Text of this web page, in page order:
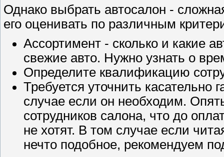
Однако выбрать автосалон -
его оценивать по различным
Ассортимент - сколько и какие
свежие авто. Нужно узнать о
Определите квалификацию
Требуется уточнить касательно
случае если он необходим.
сотрудников салона, что до
не хотят. В том случае если
нечто подобное, рекомендуем